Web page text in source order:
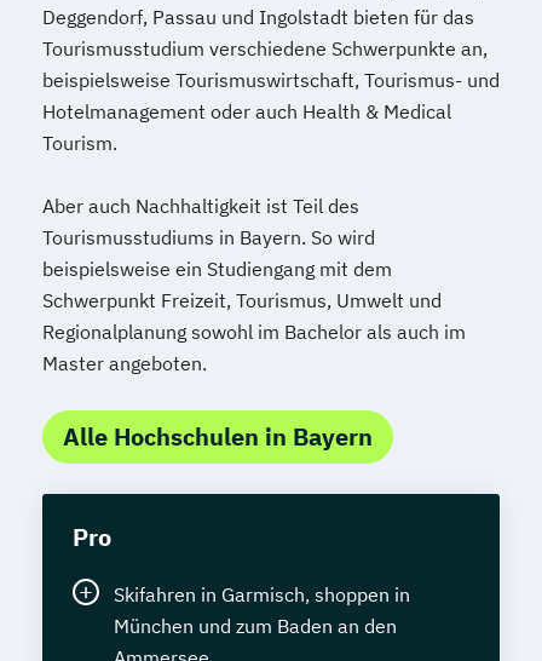
Deggendorf, Passau und Ingolstadt bieten für das
Tourismusstudium verschiedene Schwerpunkte an,
beispielsweise Tourismuswirtschaft, Tourismus- und
Hotelmanagement oder auch Health & Medical
Tourism.
Aber auch Nachhaltigkeit ist Teil des
Tourismusstudiums in Bayern. So wird
beispielsweise ein Studiengang mit dem
Schwerpunkt Freizeit, Tourismus, Umwelt und
Regionalplanung sowohl im Bachelor als auch im
Master angeboten.
Alle Hochschulen in Bayern
Pro
Skifahren in Garmisch, shoppen in
München und zum Baden an den